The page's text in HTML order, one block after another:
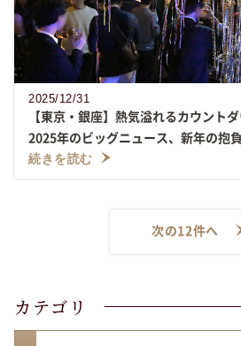
2025/12/31
【東京・銀座】熱気溢れるカウント
2025年のビッグニュース、新年の抱
続きを読む
次の12件へ
カテゴリ